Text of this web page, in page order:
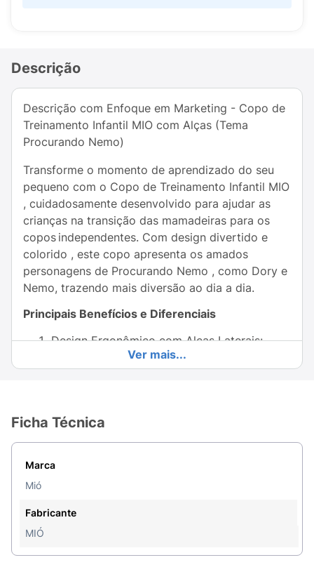
Descrição
Descrição com Enfoque em Marketing - Copo de
Treinamento Infantil MIO com Alças (Tema
Procurando Nemo)
Transforme o momento de aprendizado do seu
pequeno com o Copo de Treinamento Infantil MIO
, cuidadosamente desenvolvido para ajudar as
crianças na transição das mamadeiras para os
copos independentes. Com design divertido e
colorido , este copo apresenta os amados
personagens de Procurando Nemo , como Dory e
Nemo, trazendo mais diversão ao dia a dia.
Principais Benefícios e Diferenciais
Design Ergonômico com Alças Laterais:
Equipado com alças anatômicas, é perfeito
segurar o copo sozinhas.
materiais livres de BPA e altamente
Ver mais...
Ficha Técnica
Marca
Mió
Fabricante
MIÓ